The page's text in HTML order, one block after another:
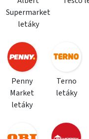
Supermarket
letáky
Penny
Market
letáky
Terno
letáky